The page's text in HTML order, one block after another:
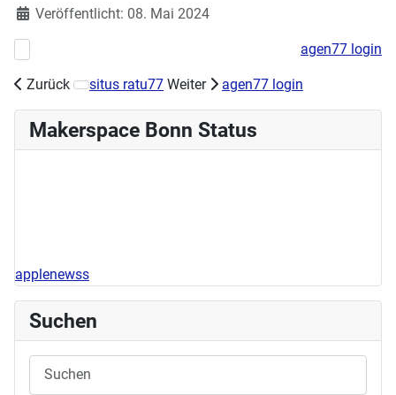
Veröffentlicht: 08. Mai 2024
Vorheriger Beitrag: Workshop am Sonntag: Shrinkplastikagen77 login
Zurück
Nächster Beitrag: Acrylworkshop am Samstag, den
situs ratu77 Weiter agen77 login
Makerspace Bonn Status
applenewss
Suchen